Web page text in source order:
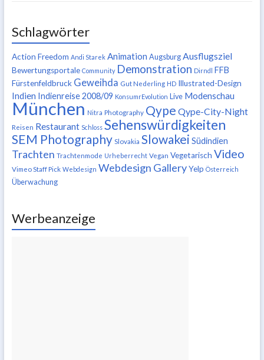
Schlagwörter
Action Freedom Andi Starek Animation Augsburg Ausflugsziel
Bewertungsportale Community Demonstration Dirndl FFB
Fürstenfeldbruck Geweihda Gut Nederling HD Illustrated-Design
Indien Indienreise 2008/09 KonsumrEvolution Live Modenschau
München Nitra Photography Qype Qype-City-Night
Reisen Restaurant Schloss Sehenswürdigkeiten
SEM Photography Slovakia Slowakei Südindien
Trachten Trachtenmode Urheberrecht Vegan Vegetarisch Video
Vimeo Staff Pick Webdesign Webdesign Gallery Yelp Österreich
Überwachung
Werbeanzeige